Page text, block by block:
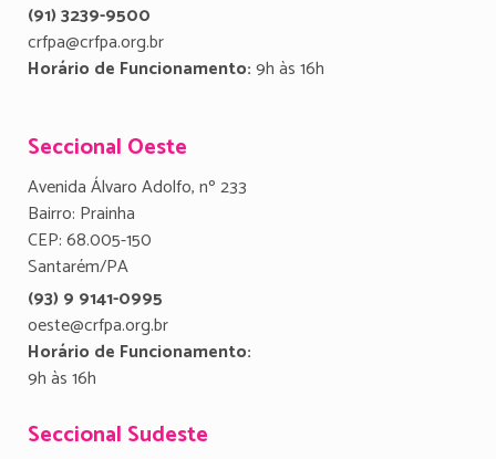
(91) 3239-9500
crfpa@crfpa.org.br
Horário de Funcionamento:9h às 16h
Seccional Oeste
Avenida Álvaro Adolfo, nº 233
Bairro: Prainha
CEP: 68.005-150
Santarém/PA
(93) 9 9141-0995
oeste@crfpa.org.br
Horário de Funcionamento:
9h às 16h
Seccional Sudeste